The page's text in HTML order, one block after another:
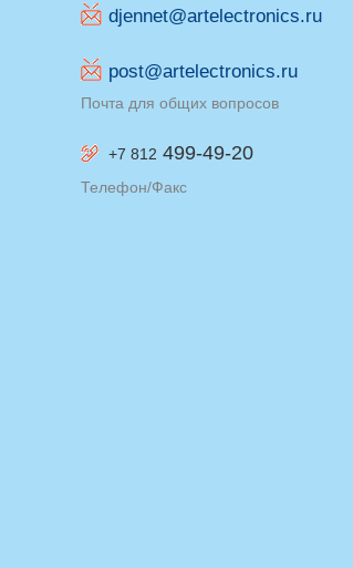
djennet@artelectronics.ru
post@artelectronics.ru
Почта для общих вопросов
+7 812 499-49-20
Телефон/Факс